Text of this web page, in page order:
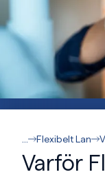
Flexibelt Lan
Varför